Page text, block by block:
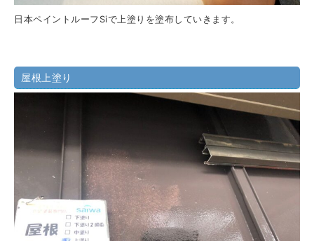
日本ペイントルーフSiで上塗りを塗布していきます。
屋根上塗り